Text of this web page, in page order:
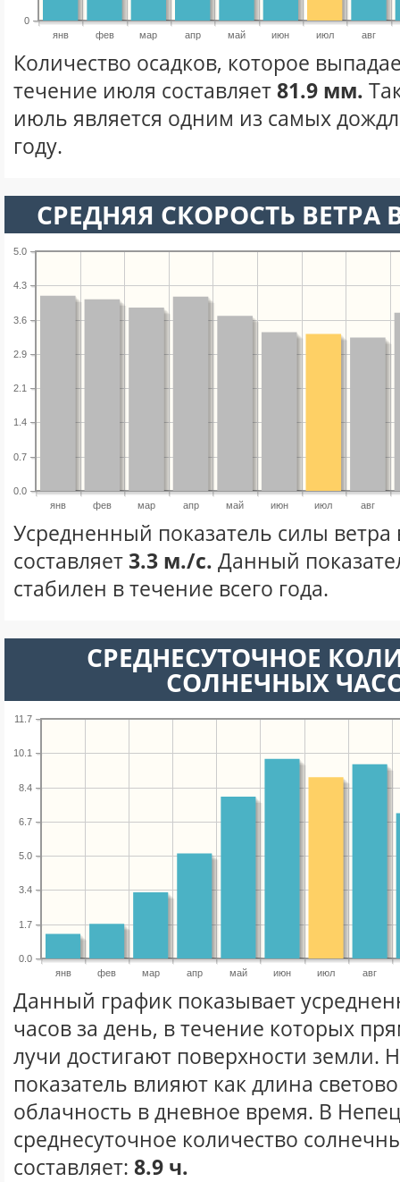
янв фев мар апр май июн июл авг
0
Количество осадков, которое
течение июля составляет81.9 мм.
июль является одним из самых
году.
СРЕДНЯЯ СКОРОСТЬ
янв фев мар апр май июн июл авг
0.0
0.7
1.4
2.1
2.9
3.6
4.3
5.0
Усредненный показатель силы
составляет3.3 м./с. Данный
стабилен в течение всего года.
СРЕДНЕСУТОЧНОЕ
СОЛНЕЧНЫХ
янв фев мар апр май июн июл авг
0.0
1.7
3.4
5.0
6.7
8.4
10.1
11.7
Данный график показывает
часов за день, в течение которых
лучи достигают поверхности земли.
показатель влияют как длина
облачность в дневное время. В
среднесуточное количество
составляет: 8.9 ч.